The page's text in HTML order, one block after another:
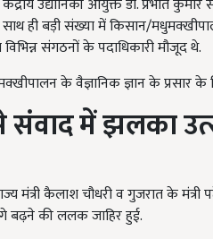
उद्यानिकी आयुक्त डा. प्रभात
ही बड़ी संख्या में किसान/
संगठनों के पदाधिकारी मौजूद थे.
के वैज्ञानिक ज्ञान के प्रसार के
संवाद में झलका
मंत्री कैलाश चौधरी व गुजरात के
बढ़ने की ललक जाहिर हुई.